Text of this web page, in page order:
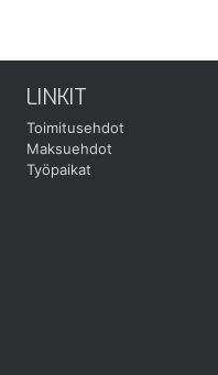
LINKIT
Toimitusehdot
Maksuehdot
Työpaikat